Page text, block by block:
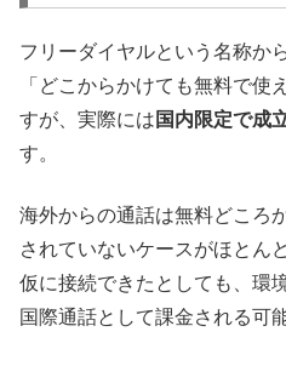
フリーダイヤルという名称から
「どこからかけても無料で使
すが、実際には 国内限定で成
す。
海外からの通話は無料どころ
されていないケースがほとん
仮に接続できたとしても、環
国際通話として課金される可